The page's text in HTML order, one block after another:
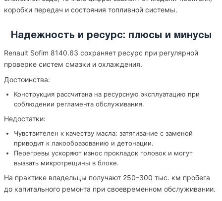
коробки передач и состояния топливной системы.
Надежность и ресурс: плюсы и минусы
Renault Sofim 8140.63 сохраняет ресурс при регулярной
проверке систем смазки и охлаждения.
Достоинства:
Конструкция рассчитана на ресурсную эксплуатацию при
соблюдении регламента обслуживания.
Недостатки:
Чувствителен к качеству масла: затягивание с заменой
приводит к лакообразованию и детонации.
Перегревы ускоряют износ прокладок головок и могут
вызвать микротрещины в блоке.
На практике владельцы получают 250–300 тыс. км пробега
до капитального ремонта при своевременном обслуживании.